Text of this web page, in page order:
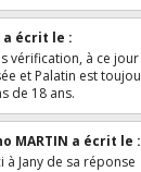
a écrit le :
vérification, à ce
et Palatin est
de 18 ans.
MARTIN a écrit le :
à Jany de sa réponse